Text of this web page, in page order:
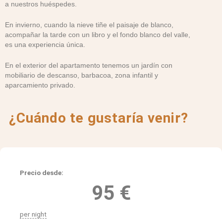
a nuestros huéspedes.
En invierno, cuando la nieve tiñe el paisaje de blanco,
acompañar la tarde con un libro y el fondo blanco del valle,
es una experiencia única.
En el exterior del apartamento tenemos un jardín con
mobiliario de descanso, barbacoa, zona infantil y
aparcamiento privado.
¿Cuándo te gustaría venir?
Precio desde:
95 €
per night